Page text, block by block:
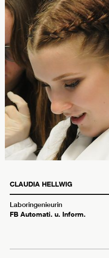
CLAUDIA HELLWIG
Laboringenieurin
FB Automati. u. Inform.